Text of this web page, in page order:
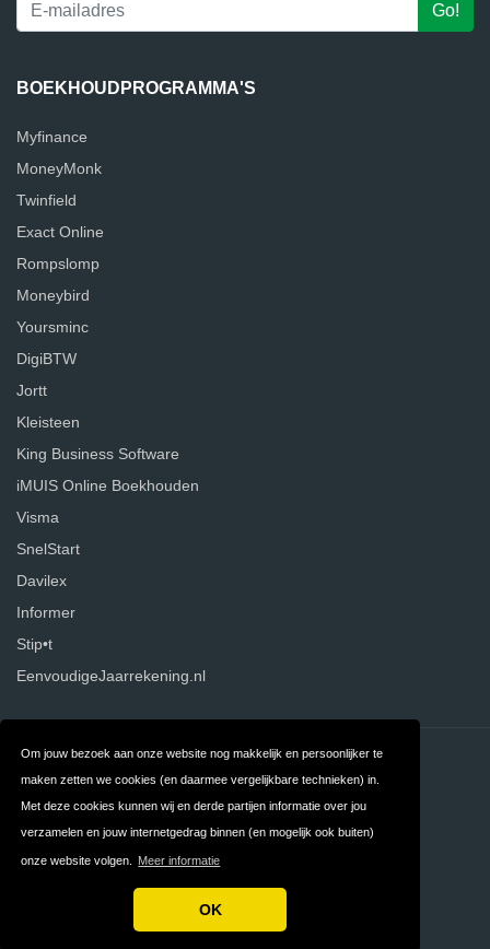
Om jouw bezoek aan onze website nog makkelijk en persoonlijker te
maken zetten we cookies (en daarmee vergelijkbare technieken) in.
Met deze cookies kunnen wij en derde partijen informatie over jou
verzamelen en jouw internetgedrag binnen (en mogelijk ook buiten)
onze website volgen. Meer informatie
OK
BOEKHOUDPROGRAMMA'S
Myfinance
MoneyMonk
Twinfield
Exact Online
Rompslomp
Moneybird
Yoursminc
DigiBTW
Jortt
Kleisteen
King Business Software
iMUIS Online Boekhouden
Visma
SnelStart
Davilex
Informer
Stip•t
EenvoudigeJaarrekening.nl
Contact Over ons
Privacy Algemene
Voorwaarden
Copyright © 2026 Boekhoudprogramma